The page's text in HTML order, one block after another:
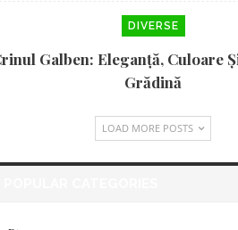
DIVERSE
Galben: Eleganță, Culoare
Grădină
LOAD MORE POSTS